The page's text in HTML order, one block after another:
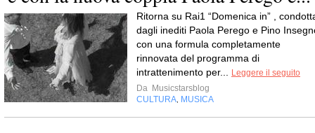
Ritorna su Rai1 “Domenica in” ,
dagli inediti Paola Perego e Pino
con una formula completamente
rinnovata del programma di
intrattenimento per...
Leggere il seguito
Da Musicstarsblog
CULTURA MUSICA